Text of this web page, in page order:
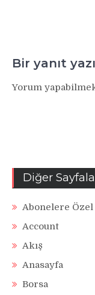
Bir yanıt
Yorum
Diğer
Abonelere Özel
Account
Akış
Anasayfa
Borsa